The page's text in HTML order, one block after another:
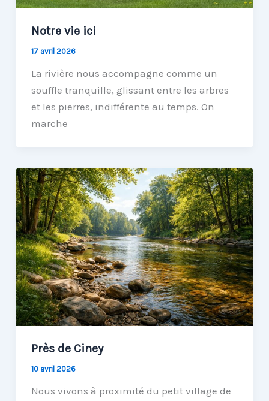
Notre vie ici
17 avril 2026
La rivière nous accompagne comme un
souffle tranquille, glissant entre les arbres
et les pierres, indifférente au temps. On
marche
Près de Ciney
10 avril 2026
Nous vivons à proximité du petit village de